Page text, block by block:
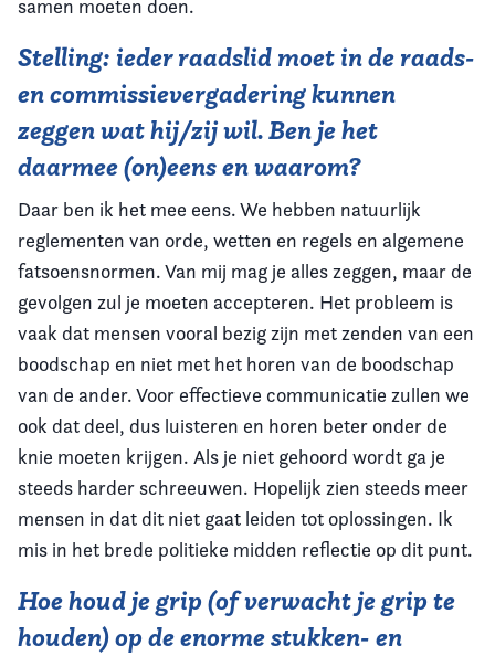
samen moeten doen.
Stelling: ieder raadslid moet in de raads-
en commissievergadering kunnen
zeggen wat hij/zij wil. Ben je het
daarmee (on)eens en waarom?
Daar ben ik het mee eens. We hebben natuurlijk
reglementen van orde, wetten en regels en algemene
fatsoensnormen. Van mij mag je alles zeggen, maar de
gevolgen zul je moeten accepteren. Het probleem is
vaak dat mensen vooral bezig zijn met zenden van een
boodschap en niet met het horen van de boodschap
van de ander. Voor effectieve communicatie zullen we
ook dat deel, dus luisteren en horen beter onder de
knie moeten krijgen. Als je niet gehoord wordt ga je
steeds harder schreeuwen. Hopelijk zien steeds meer
mensen in dat dit niet gaat leiden tot oplossingen. Ik
mis in het brede politieke midden reflectie op dit punt.
Hoe houd je grip (of verwacht je grip te
houden) op de enorme stukken- en